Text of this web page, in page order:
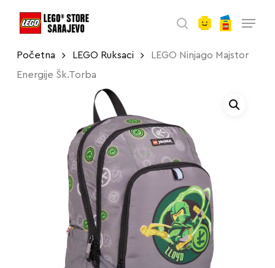
search
Početna LEGO Ruksaci LEGO Ninjago Majstor
Energije Šk.Torba